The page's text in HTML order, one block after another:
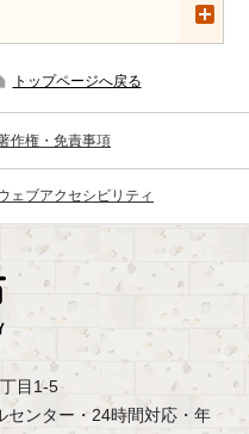
トップページへ戻る
作権・免責事項
ェブアクセシビリティ
目1-5
ンター・24時間対応・年